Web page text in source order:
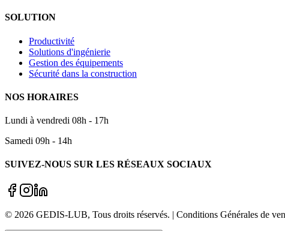
SOLUTION
Productivité
Solutions d'ingénierie
Gestion des équipements
Sécurité dans la construction
NOS HORAIRES
Lundi à vendredi 08h - 17h
Samedi 09h - 14h
SUIVEZ-NOUS SUR LES RÉSEAUX SOCIAUX
© 2026 GEDIS-LUB, Tous droits réservés. | Conditions Générales de